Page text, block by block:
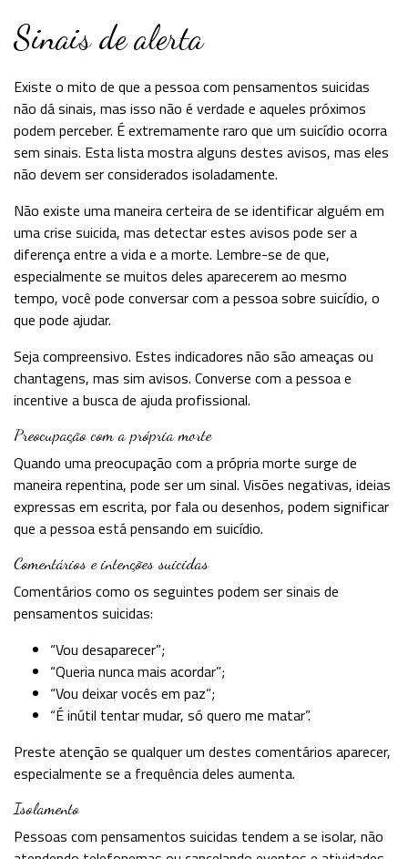
Sinais de alerta
Existe o mito de que a pessoa com pensamentos suicidas
não dá sinais, mas isso não é verdade e aqueles próximos
podem perceber. É extremamente raro que um suicídio ocorra
sem sinais. Esta lista mostra alguns destes avisos, mas eles
não devem ser considerados isoladamente.
Não existe uma maneira certeira de se identificar alguém em
uma crise suicida, mas detectar estes avisos pode ser a
diferença entre a vida e a morte. Lembre-se de que,
especialmente se muitos deles aparecerem ao mesmo
tempo, você pode conversar com a pessoa sobre suicídio, o
que pode ajudar.
Seja compreensivo. Estes indicadores não são ameaças ou
chantagens, mas sim avisos. Converse com a pessoa e
incentive a busca de ajuda profissional.
Preocupação com a própria morte
Quando uma preocupação com a própria morte surge de
maneira repentina, pode ser um sinal. Visões negativas, ideias
expressas em escrita, por fala ou desenhos, podem significar
que a pessoa está pensando em suicídio.
Comentários e intenções suicidas
Comentários como os seguintes podem ser sinais de
pensamentos suicidas:
“Vou desaparecer”;
“Queria nunca mais acordar”;
“Vou deixar vocês em paz”;
“É inútil tentar mudar, só quero me matar”.
Preste atenção se qualquer um destes comentários aparecer,
especialmente se a frequência deles aumenta.
Isolamento
Pessoas com pensamentos suicidas tendem a se isolar, não